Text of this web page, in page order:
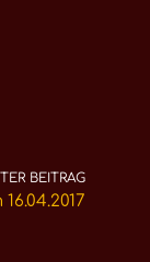
BEITRAG